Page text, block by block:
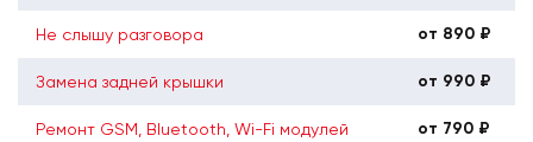
Не слышу разговора от 890 ₽
Замена задней крышки от 990 ₽
Ремонт GSM, Bluetooth, Wi-Fi модулей от 790 ₽